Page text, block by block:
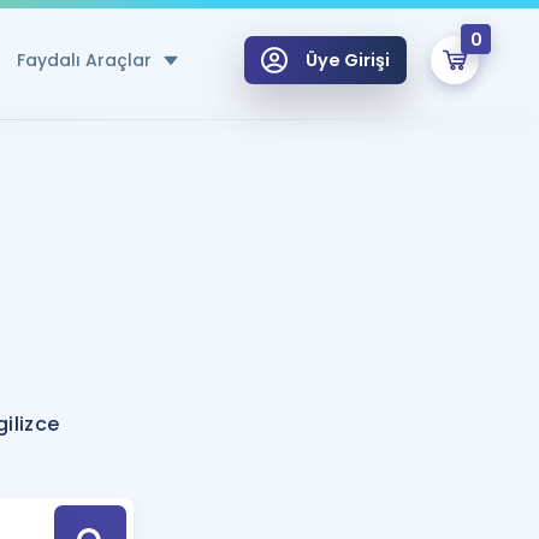
Faydalı Araçlar
Hesaplama Aracı
için Öneriler
Tek Takvimde
Üye Girişi
0